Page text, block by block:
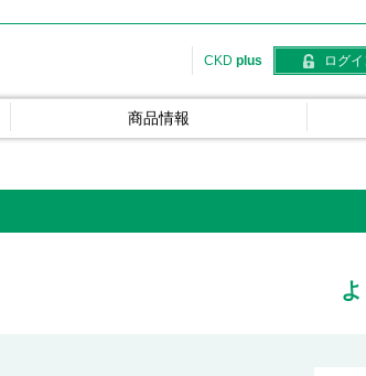
CKD plus ログイ
商品情報